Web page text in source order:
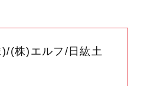
(株)エルフ/日紘土